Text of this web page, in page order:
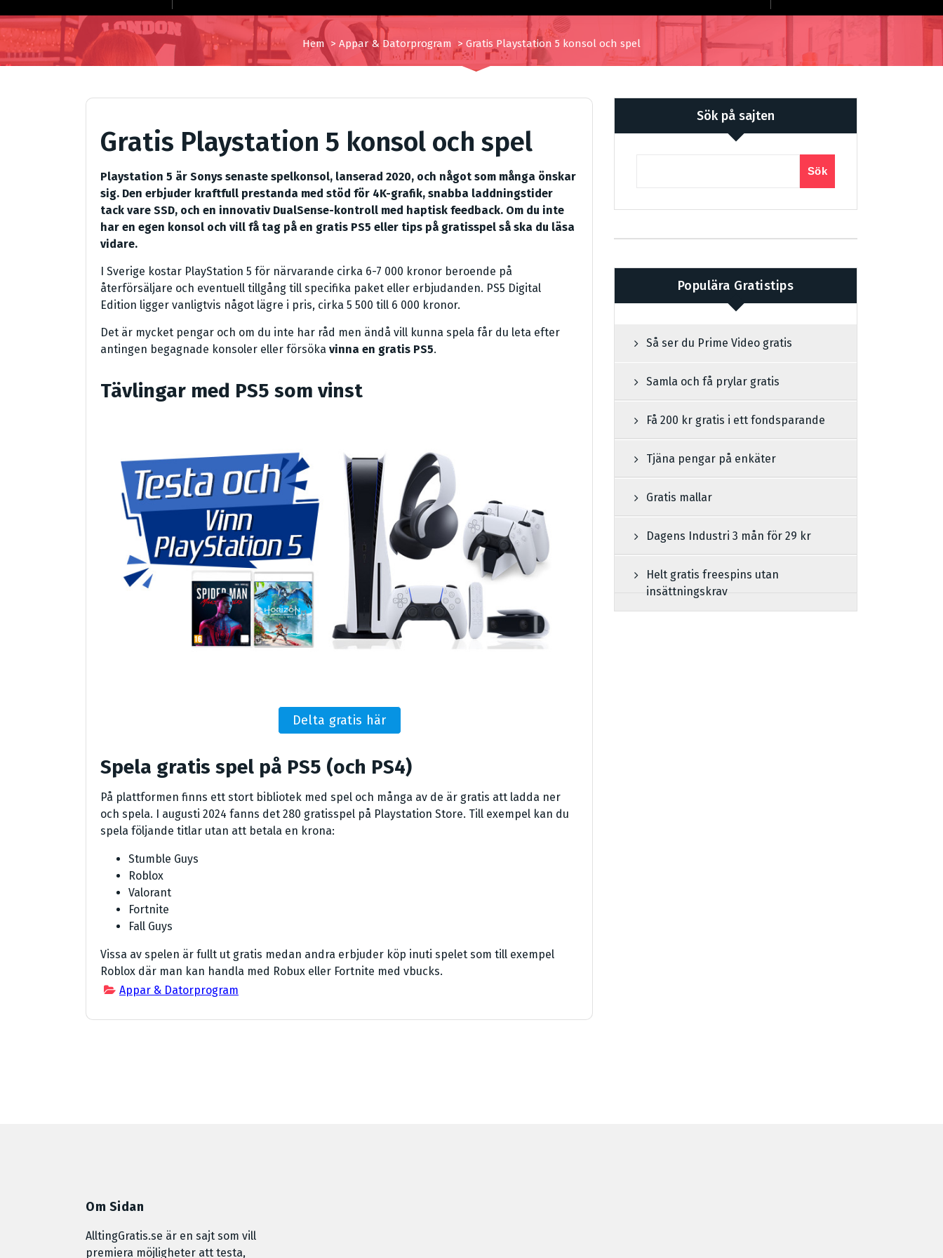
Hem> Appar & Datorprogram > Gratis Playstation 5 konsol och spel
Gratis Playstation 5 konsol och spel
Playstation 5 är Sonys senaste spelkonsol, lanserad 2020, och något som många önskar
sig. Den erbjuder kraftfull prestanda med stöd för 4K-grafik, snabba laddningstider
tack vare SSD, och en innovativ DualSense-kontroll med haptisk feedback. Om du inte
har en egen konsol och vill få tag på en gratis PS5 eller tips på gratisspel så ska du läsa
vidare.
I Sverige kostar PlayStation 5 för närvarande cirka 6-7 000 kronor beroende på
återförsäljare och eventuell tillgång till specifika paket eller erbjudanden. PS5 Digital
Edition ligger vanligtvis något lägre i pris, cirka 5 500 till 6 000 kronor.
Det är mycket pengar och om du inte har råd men ändå vill kunna spela får du leta efter
antingen begagnade konsoler eller försöka vinna en gratis PS5.
Tävlingar med PS5 som vinst
Delta gratis här
Spela gratis spel på PS5 (och PS4)
På plattformen finns ett stort bibliotek med spel och många av de är gratis att ladda ner
och spela. I augusti 2024 fanns det 280 gratisspel på Playstation Store. Till exempel kan du
spela följande titlar utan att betala en krona:
Stumble Guys
Roblox
Valorant
Fortnite
Fall Guys
Vissa av spelen är fullt ut gratis medan andra erbjuder köp inuti spelet som till exempel
Roblox där man kan handla med Robux eller Fortnite med vbucks.
Appar & Datorprogram
Sök på sajten
Sök
Populära Gratistips
Så ser du Prime Video gratis
Samla och få prylar gratis
Få 200 kr gratis i ett fondsparande
Tjäna pengar på enkäter
Gratis mallar
Dagens Industri 3 mån för 29 kr
Helt gratis freespins utan
insättningskrav
Om Sidan
AlltingGratis.se är en sajt som vill
premiera möjligheter att testa,